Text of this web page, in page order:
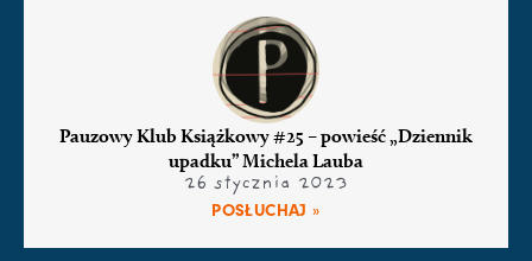
Pauzowy Klub Książkowy #25 – powieść „Dziennik
upadku” Michela Lauba
26 stycznia 2023
POSŁUCHAJ »